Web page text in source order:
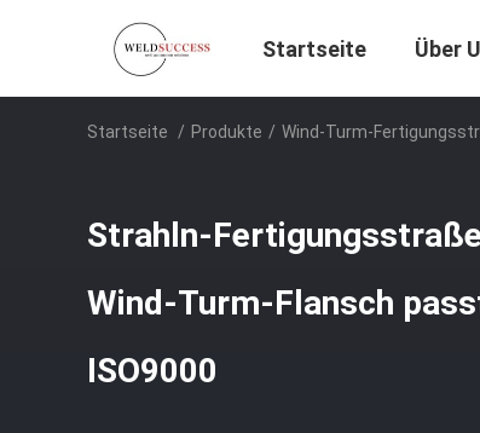
Startseite Über
Startseite / Produkte / Wind-Turm-
Strahln-
Wind-Turm-Flansch
ISO9000